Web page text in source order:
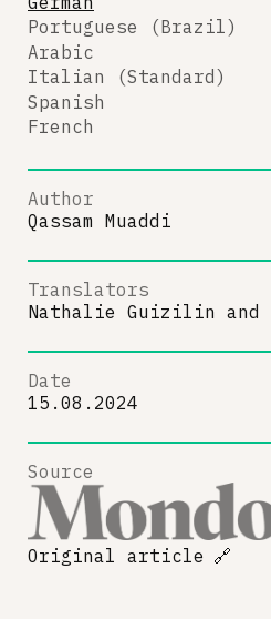
Portuguese (Brazil)
Arabic
Italian (Standard)
Spanish
French
Author
Qassam Muaddi
Translators
Nathalie Guizilin and
Date
15.08.2024
Source
Original article 🔗